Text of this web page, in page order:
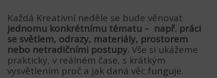
Každá Kreativní neděle se bude věnovat
jednomu konkrétnímu tématu – např. práci
se světlem, odrazy, materiály, prostorem
nebo netradičními postupy. Vše si ukážeme
prakticky, v reálném čase, s krátkým
vysvětlením proč a jak daná věc funguje.